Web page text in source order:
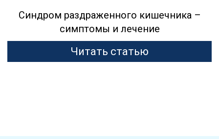
Синдром раздраженного кишечника –
симптомы и лечение
Читать статью